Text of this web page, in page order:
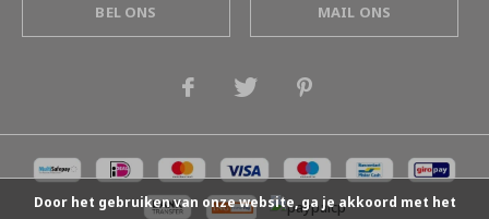
BEL ONS MAIL ONS
Door het gebruiken van onze website, ga je akkoord met het